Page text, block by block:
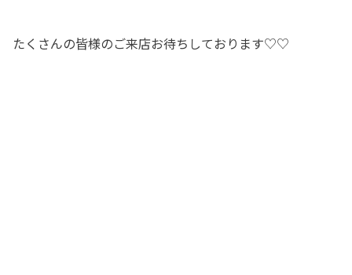
たくさんの皆様のご来店お待ちしております♡♡